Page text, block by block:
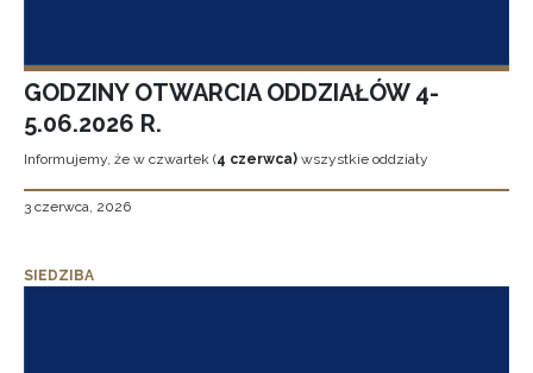
GODZINY OTWARCIA ODDZIAŁÓW 4-
5.06.2026 R.
Informujemy, że w czwartek (4 czerwca) wszystkie oddziały
3 czerwca, 2026
SIEDZIBA